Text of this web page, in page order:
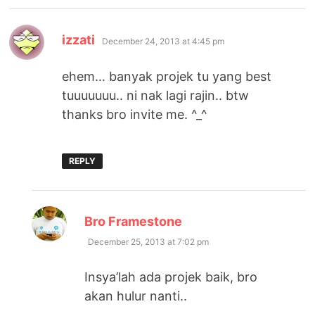
izzati says:
December 24, 2013 at 4:45 pm
ehem… banyak projek tu yang best
tuuuuuuu.. ni nak lagi rajin.. btw
thanks bro invite me. ^_^
REPLY
Bro Framestone
December 25, 2013 at 7:02 pm
Insya’lah ada projek baik, bro
akan hulur nanti..